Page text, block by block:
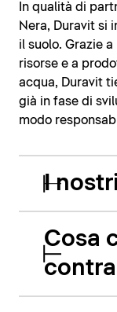
In qualità di
Nera, Duravit si
il suolo. Grazie
risorse e a
acqua, Duravit
già in fase di
modo
I
Cosa